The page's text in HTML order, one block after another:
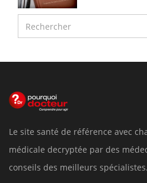
Le site santé de référence avec
médicale decryptée par des
conseils des meilleurs spécialistes.